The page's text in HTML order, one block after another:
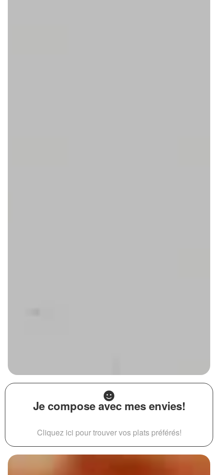
Je compose avec mes envies!
Cliquez ici pour trouver vos plats préférés!